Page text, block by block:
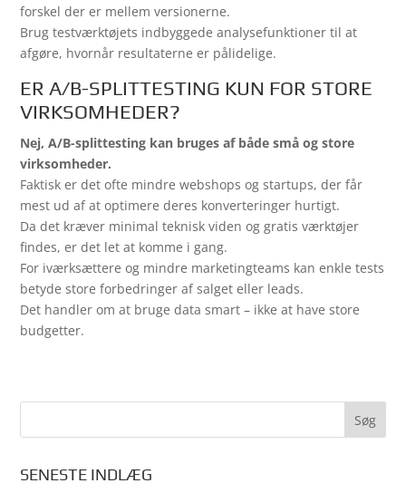
forskel der er mellem versionerne.
Brug testværktøjets indbyggede analysefunktioner til at
afgøre, hvornår resultaterne er pålidelige.
ER A/B-SPLITTESTING KUN FOR STORE
VIRKSOMHEDER?
Nej, A/B-splittesting kan bruges af både små og store
virksomheder.
Faktisk er det ofte mindre webshops og startups, der får
mest ud af at optimere deres konverteringer hurtigt.
Da det kræver minimal teknisk viden og gratis værktøjer
findes, er det let at komme i gang.
For iværksættere og mindre marketingteams kan enkle tests
betyde store forbedringer af salget eller leads.
Det handler om at bruge data smart – ikke at have store
budgetter.
SENESTE INDLÆG